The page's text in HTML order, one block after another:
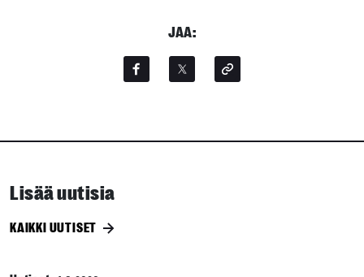
JAA:
Lisää uutisia
KAIKKI UUTISET